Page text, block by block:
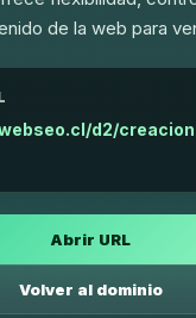
de la web para
d2/
Abrir URL
Volver al dominio